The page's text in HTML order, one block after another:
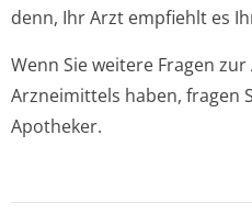
denn, Ihr Arzt empfiehlt es
Wenn Sie weitere Fragen
Arzneimittels haben, fragen
Apotheker.